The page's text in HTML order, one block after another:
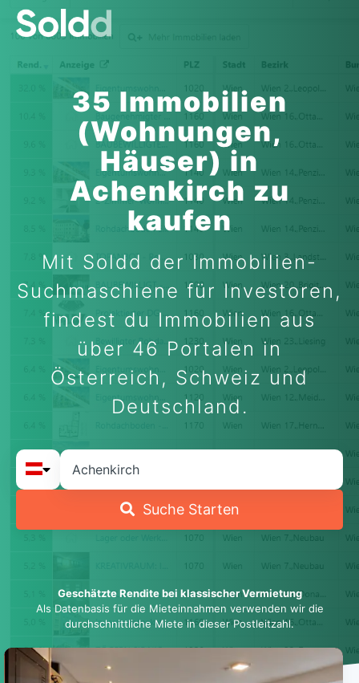
35 Immobilien
(Wohnungen,
Häuser) in
Achenkirch zu
kaufen
Mit Soldd der Immobilien-
Suchmaschiene für Investoren,
findest du Immobilien aus
über 46 Portalen in
Österreich, Schweiz und
Deutschland.
Suche Starten
Geschätzte Rendite bei klassischer Vermietung
Als Datenbasis für die Mieteinnahmen verwenden wir die
durchschnittliche Miete in dieser Postleitzahl.